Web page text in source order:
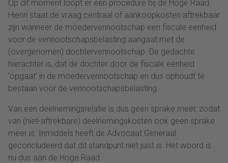
Op dit moment loopt er een procedure bij de Hoge Raad.
Hierin staat de vraag centraal of aankoopkosten aftrekbaar
zijn wanneer de moedervennootschap een fiscale eenheid
voor de vennootschapsbelasting aangaat met de
(overgenomen) dochtervennootschap. De gedachte
hierachter is, dat de dochter door de fiscale eenheid
‘opgaat’ in de moedervennootschap en dus ophoudt te
bestaan voor de vennootschapsbelasting.
Van een deelnemingsrelatie is dus geen sprake meer, zodat
van (niet-aftrekbare) deelnemingskosten ook geen sprake
meer is. Inmiddels heeft de Advocaat Generaal
geconcludeerd dat dit standpunt niet juist is. Het woord is
nu dus aan de Hoge Raad.